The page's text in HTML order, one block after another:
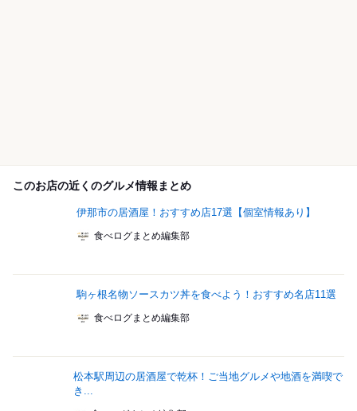
このお店の近くのグルメ情報まとめ
伊那市の居酒屋！おすすめ店17選【個室情報あり】
食べログまとめ編集部
駒ヶ根名物ソースカツ丼を食べよう！おすすめ名店11選
食べログまとめ編集部
松本駅周辺の居酒屋で乾杯！ご当地グルメや地酒を満喫で
き...